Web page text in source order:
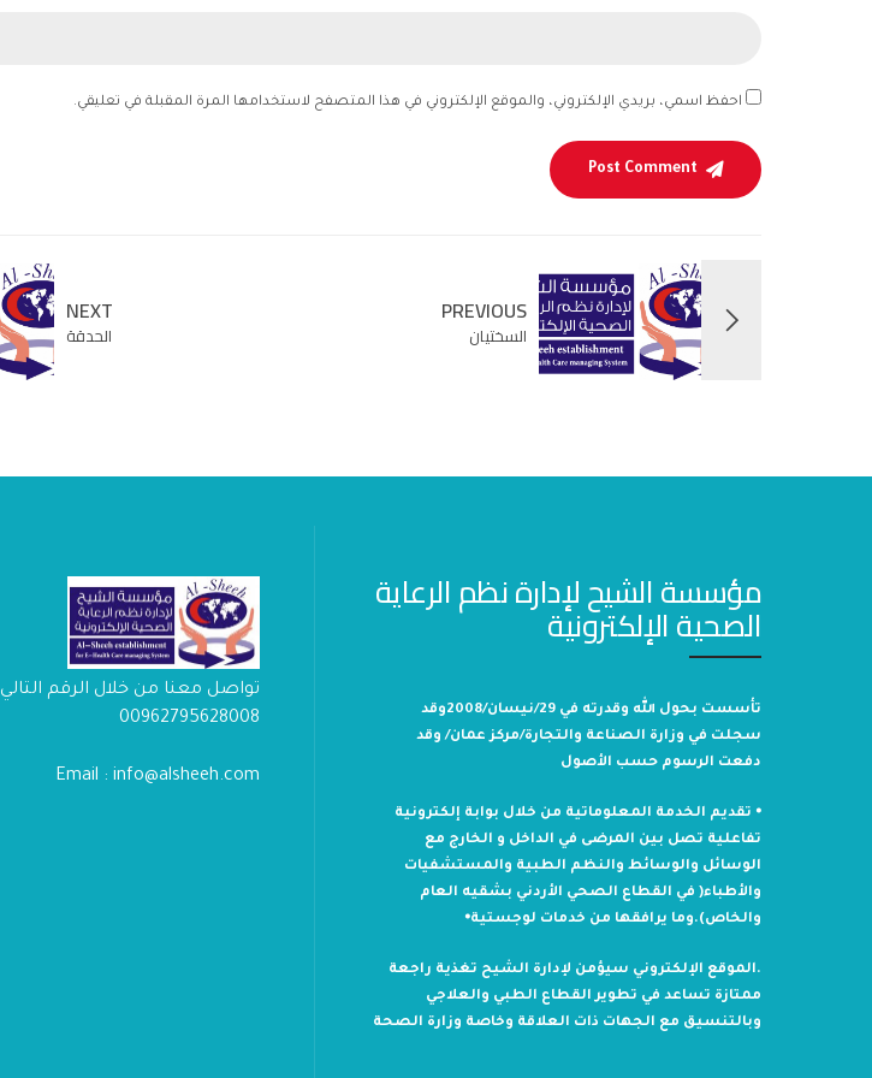
احفظ اسمي، بريدي الإلكتروني، والموقع الإلكتروني في هذا المتصفح لاستخدامها المرة المقبلة في تعليقي.
Post Comment
PREVIOUS
السختيان
NEXT
الحدقة
مؤسسة الشيح لإدارة نظم الرعاية
الصحية الإلكترونية
تأسست بحول الله وقدرته في 29/نيسان/2008وقد
سجلت في وزارة الصناعة والتجارة/مركز عمان/ وقد
دفعت الرسوم حسب الأصول
⦁ تقديم الخدمة المعلوماتية من خلال بوابة إلكترونية
تفاعلية تصل بين المرضى في الداخل و الخارج مع
الوسائل والوسائط والنظم الطبية والمستشفيات
والأطباء( في القطاع الصحي الأردني بشقيه العام
والخاص).وما يرافقها من خدمات لوجستية⦁
.الموقع الإلكتروني سيؤمن لإدارة الشيح تغذية راجعة
ممتازة تساعد في تطوير القطاع الطبي والعلاجي
وبالتنسيق مع الجهات ذات العلاقة وخاصة وزارة الصحة
تواصل معنا من خلال الرقم التالي
00962795628008
Email : info@alsheeh.com